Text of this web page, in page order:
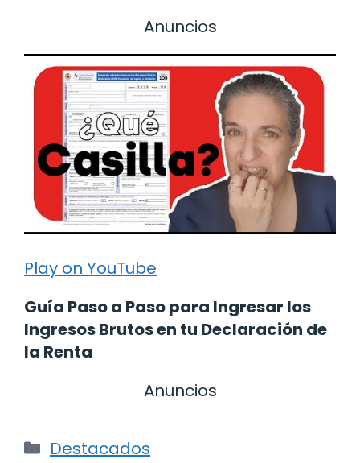
Anuncios
Play on YouTube
Guía Paso a Paso para Ingresar los
Ingresos Brutos en tu Declaración de
la Renta
Anuncios
Categorías
Destacados